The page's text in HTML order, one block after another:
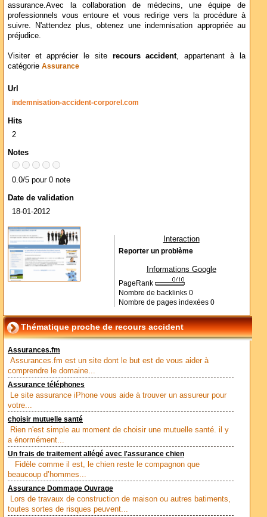
assurance.Avec la collaboration de médecins, une équipe de
professionnels vous entoure et vous redirige vers la procédure à
suivre. N'attendez plus, obtenez une indemnisation appropriée au
préjudice.
Visiter et apprécier le site recours accident, appartenant à la
catégorie Assurance
Url
indemnisation-accident-corporel.com
Hits
2
Notes
0.0/5 pour 0 note
Date de validation
18-01-2012
Interaction
Reporter un problème
Informations Google
PageRank
Nombre de backlinks 0
Nombre de pages indexées 0
Thématique proche de recours accident
Assurances.fm
Assurances.fm est un site dont le but est de vous aider à
comprendre le domaine...
Assurance téléphones
Le site assurance iPhone vous aide à trouver un assureur pour
votre...
choisir mutuelle santé
Rien n'est simple au moment de choisir une mutuelle santé. il y
a énormément...
Un frais de traitement allégé avec l'assurance chien
Fidèle comme il est, le chien reste le compagnon que
beaucoup d’hommes...
Assurance Dommage Ouvrage
Lors de travaux de construction de maison ou autres batiments,
toutes sortes de risques peuvent...